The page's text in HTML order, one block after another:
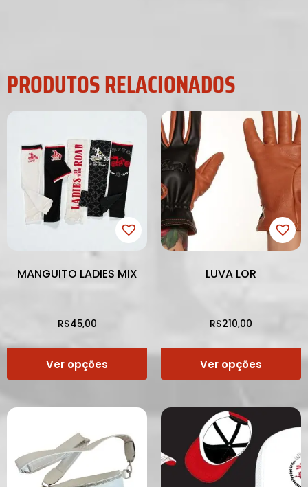
PRODUTOS RELACIONADOS
MANGUITO LADIES MIX
R$45,00
Ver opções
LUVA LOR
R$210,00
Ver opções